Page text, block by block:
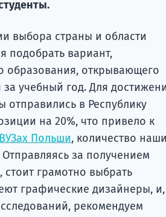
выбора страны и области
подобрать вариант,
образования, открывающего
учебный год. Для
в Республику
на 20%, что привело к
ВУЗах Польши, количество
за получением
грамотно выбрать
графические дизайнеры, и,
рекомендуем